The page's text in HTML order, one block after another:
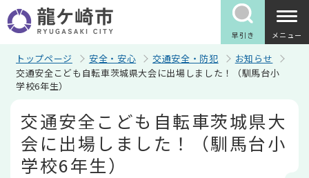
の
ペ
早引き メニュー
トップページ 安全・安心 交通安全・防犯
お知らせ
交通安全こども自転車茨城県大会に出場しました！（馴馬台小
学校6年生）
交通安全こども自転車茨城県大
会に出場しました！（馴馬台小
学校6年生）